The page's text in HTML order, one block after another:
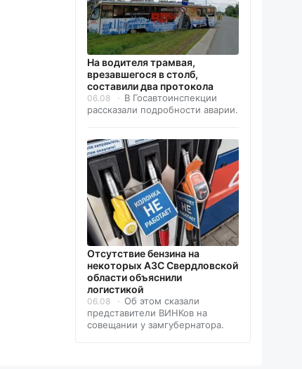
На водителя трамвая,
врезавшегося в столб,
составили два протокола
06.08
В Госавтоинспекции
рассказали подробности аварии.
Отсутствие бензина на
некоторых АЗС Свердловской
области объяснили
логистикой
06.08
Об этом сказали
представители ВИНКов на
совещании у замгубернатора.